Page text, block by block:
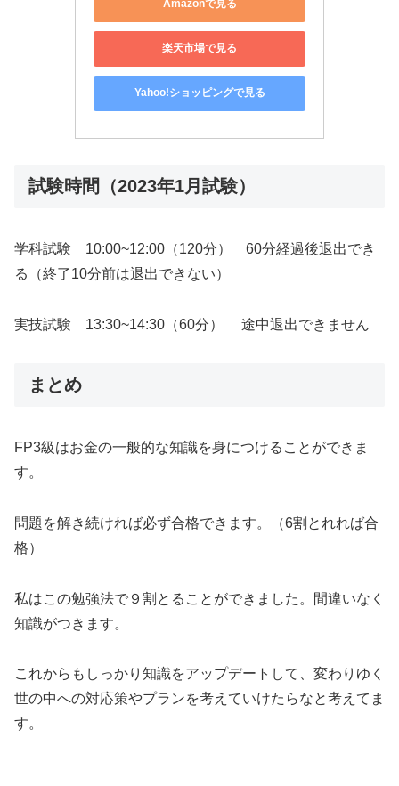
Amazonで見る
楽天市場で見る
Yahoo!ショッピングで見る
試験時間（2023年1月試験）
学科試験 10:00~12:00（120分） 60分経過後退出でき
る（終了10分前は退出できない）
実技試験 13:30~14:30（60分） 途中退出できません
まとめ
FP3級はお金の一般的な知識を身につけることができま
す。
問題を解き続ければ必ず合格できます。（6割とれれば合
格）
私はこの勉強法で９割とることができました。間違いなく
知識がつきます。
これからもしっかり知識をアップデートして、変わりゆく
世の中への対応策やプランを考えていけたらなと考えてま
す。